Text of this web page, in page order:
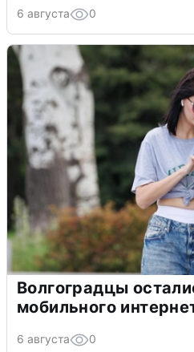
6 августа 0
Волгоградцы
мобильного
6 августа 0